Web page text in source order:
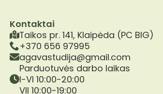
Kontaktai
Taikos pr. 141, Klaipėda (PC BIG)
+370 656 97995
agavastudija@gmail.com
Parduotuvės darbo laikas
I-VI 10:00-20:00
VII 10:00-19:00